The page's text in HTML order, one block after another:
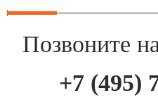
Позвоните
+7 (495)